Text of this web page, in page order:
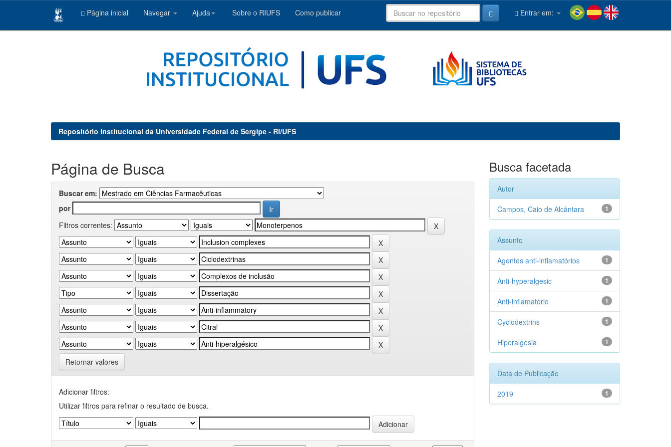
Página inicial Navegar Ajuda Sobre o RIUFS Como publicar Entrar em:
Repositório Institucional da Universidade Federal de Sergipe - RI/UFS
Página de Busca
Buscar em:
por
Filtros correntes:
Retornar valores
Adicionar filtros:
Utilizar filtros para refinar o resultado de busca.
Busca facetada
Autor
1
Campos, Caio de Alcântara
Assunto
1
Agentes anti-inflamatórios
1
Anti-hyperalgesic
1
Anti-inflamatório
1
Cyclodextrins
1
Hiperalgesia
Data de Publicação
1
2019